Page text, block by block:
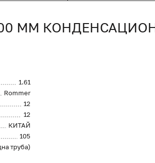
ММ
1.61
Rommer
12
12
КИТАЙ
105
труба)